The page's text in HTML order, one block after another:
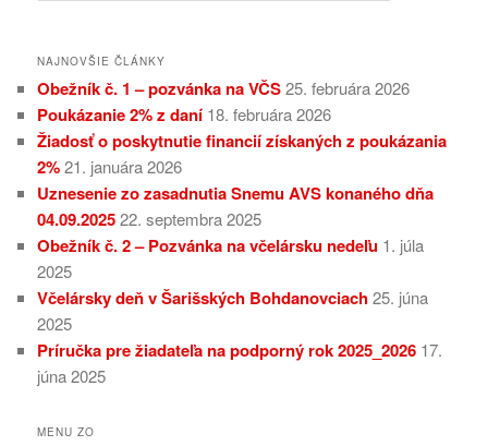
NAJNOVŠIE ČLÁNKY
Obežník č. 1 – pozvánka na VČS25. februára 2026
Poukázanie 2% z daní 18. februára 2026
Žiadosť o poskytnutie financií získaných z poukázania
2%21. januára 2026
Uznesenie zo zasadnutia Snemu AVS konaného dňa
04.09.202522. septembra 2025
Obežník č. 2 – Pozvánka na včelársku nedeľu 1. júla
2025
Včelársky deň v Šarišských Bohdanovciach25. júna
2025
Príručka pre žiadateľa na podporný rok 2025_2026 17.
júna 2025
MENU ZO